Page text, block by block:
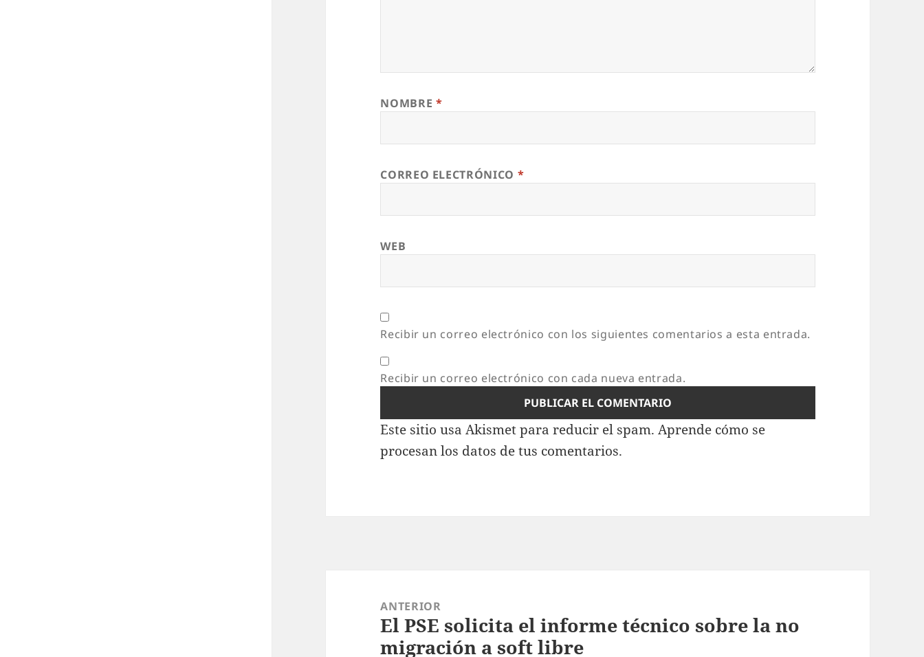
NOMBRE *
CORREO ELECTRÓNICO *
WEB
Recibir un correo electrónico con los siguientes comentarios a esta entrada.
Recibir un correo electrónico con cada nueva entrada.
Este sitio usa Akismet para reducir el spam.Aprende cómo se
procesan los datos de tus comentarios.
entradas
ANTERIOR
Entrada
anterior:
El PSE solicita el informe técnico sobre la no
migración a soft libre